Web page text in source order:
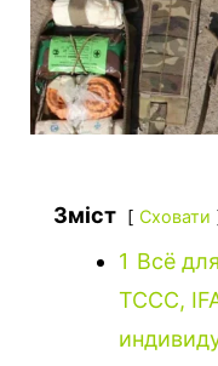
Зміст Сховати
1 Всё
TCCC,